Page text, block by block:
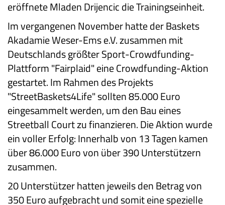
eröffnete Mladen Drijencic die Trainingseinheit.
Im vergangenen November hatte der Baskets
Akadamie Weser-Ems e.V. zusammen mit
Deutschlands größter Sport-Crowdfunding-
Plattform "Fairplaid" eine Crowdfunding-Aktion
gestartet. Im Rahmen des Projekts
"StreetBaskets4Life" sollten 85.000 Euro
eingesammelt werden, um den Bau eines
Streetball Court zu finanzieren. Die Aktion wurde
ein voller Erfolg: Innerhalb von 13 Tagen kamen
über 86.000 Euro von über 390 Unterstützern
zusammen.
20 Unterstützer hatten jeweils den Betrag von
350 Euro aufgebracht und somit eine spezielle